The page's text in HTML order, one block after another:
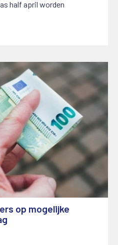
half april worden
op mogelijke